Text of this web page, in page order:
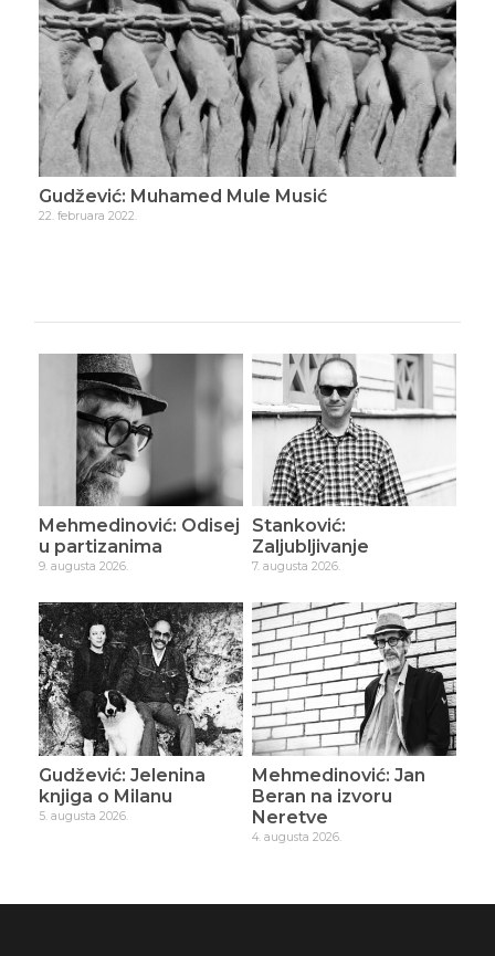
Gudžević: Muhamed Mule Musić
22. februara 2022.
Mehmedinović: Odisej
u partizanima
9. augusta 2026.
Stanković:
Zaljubljivanje
7. augusta 2026.
Gudžević: Jelenina
knjiga o Milanu
5. augusta 2026.
Mehmedinović: Jan
Beran na izvoru
Neretve
4. augusta 2026.